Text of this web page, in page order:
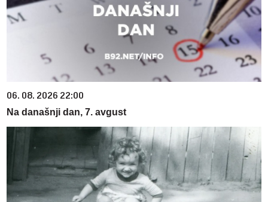
06. 08. 2026 22:00
Na današnji dan, 7. avgust